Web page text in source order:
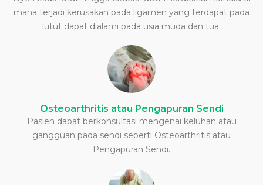
mana terjadi kerusakan pada ligamen yang terdapat pada
lutut dapat dialami pada usia muda dan tua.
Osteoarthritis atau Pengapuran Sendi
Pasien dapat berkonsultasi mengenai keluhan atau
gangguan pada sendi seperti Osteoarthritis atau
Pengapuran Sendi.